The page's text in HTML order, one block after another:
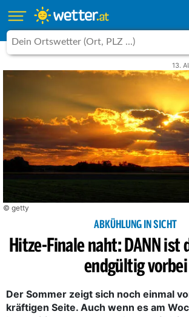
13.
© getty
ABKÜHLUNG IN SICHT
Hitze-Finale naht: DANN ist
endgültig vorbei
Der Sommer zeigt sich noch einmal
kräftigen Seite. Auch wenn es am